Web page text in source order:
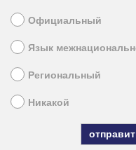
Официальный
Язык
Региональный
Никакой